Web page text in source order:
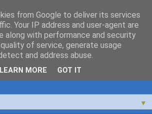
pour votre cheval, âne ou mulet avec
stages bien-être équin, stages
▼
from Google to deliver its services
Your IP address and user-agent are
along with performance and security
of service, generate usage
and address abuse.
LEARN MORE GOT IT